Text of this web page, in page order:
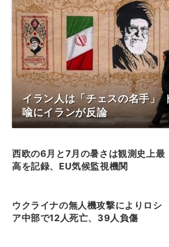
イラン人は「チェスの名手」
喩にイランが反論
西欧の6月と7月の暑さは観測史上最
高を記録、EU気候監視機関
ウクライナの無人機攻撃によりロシ
ア中部で12人死亡、39人負傷